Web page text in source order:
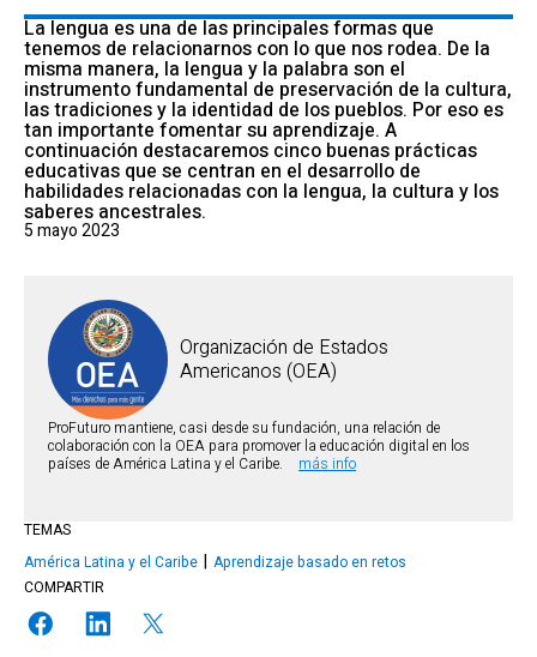
La lengua es una de las principales formas que
tenemos de relacionarnos con lo que nos rodea. De la
misma manera, la lengua y la palabra son el
instrumento fundamental de preservación de la cultura,
las tradiciones y la identidad de los pueblos. Por eso es
tan importante fomentar su aprendizaje. A
continuación destacaremos cinco buenas prácticas
educativas que se centran en el desarrollo de
habilidades relacionadas con la lengua, la cultura y los
saberes ancestrales.
5 mayo 2023
Organización de Estados
Americanos (OEA)
ProFuturo mantiene, casi desde su fundación, una relación de
colaboración con la OEA para promover la educación digital en los
países de América Latina y el Caribe.
más info
TEMAS
América Latina y el Caribe
Aprendizaje basado en retos
COMPARTIR